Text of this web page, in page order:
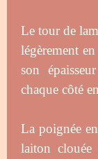
Le tour de
légèrement
son
chaque côté
La poignée
laiton